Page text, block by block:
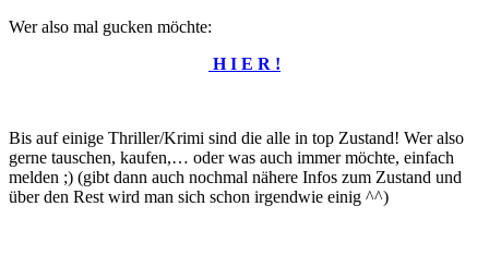
Wer also mal gucken möchte:
H I E R !
Bis auf einige Thriller/Krimi sind die alle in top Zustand! Wer also
gerne tauschen, kaufen,… oder was auch immer möchte, einfach
melden ;) (gibt dann auch nochmal nähere Infos zum Zustand und
über den Rest wird man sich schon irgendwie einig ^^)